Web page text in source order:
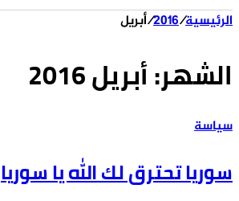
المظلمالرئيسية/
2016
/أبريل
الشهر:أبريل 2016
سياسة
سوريا تحترق لك الله يا سوريا